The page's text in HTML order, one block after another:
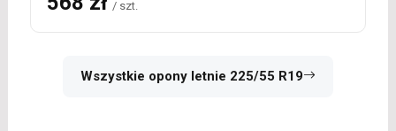
/ szt.
Wszystkie opony letnie 225/55 R19